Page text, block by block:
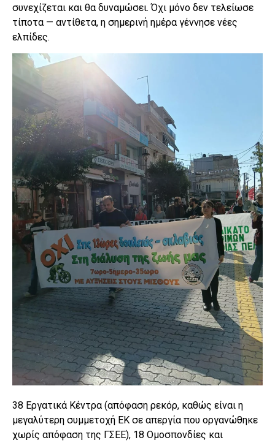
συνεχίζεται και θα δυναμώσει. Όχι μόνο δεν τελείωσε
τίποτα — αντίθετα, η σημερινή ημέρα γέννησε νέες
ελπίδες.
38 Εργατικά Κέντρα (απόφαση ρεκόρ, καθώς είναι η
μεγαλύτερη συμμετοχή ΕΚ σε απεργία που οργανώθηκε
χωρίς απόφαση της ΓΣΕΕ), 18 Ομοσπονδίες και